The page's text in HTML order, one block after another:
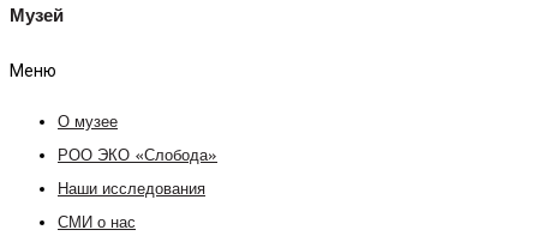
Музей
Меню
О музее
РОО ЭКО «Слобода»
Наши исследования
СМИ о нас